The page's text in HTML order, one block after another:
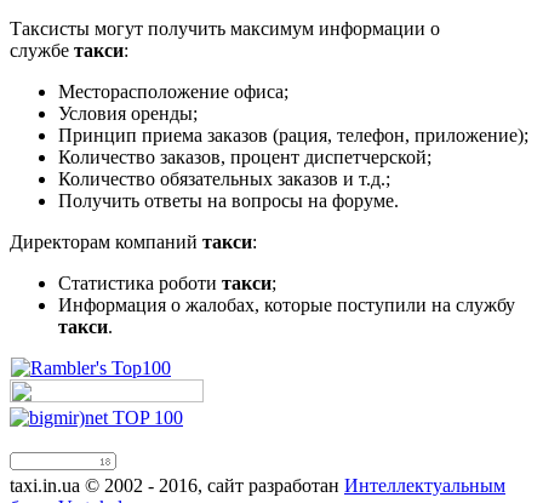
Таксисты могут получить максимум информации о
службе такси:
Месторасположение офиса;
Условия оренды;
Принцип приема заказов (рация, телефон, приложение);
Количество заказов, процент диспетчерской;
Количество обязательных заказов и т.д.;
Получить ответы на вопросы на форуме.
Директорам компаний такси:
Статистика роботи такси;
Информация о жалобах, которые поступили на службу
такси.
taxi.in.ua © 2002 - 2016, сайт разработан Интеллектуальным